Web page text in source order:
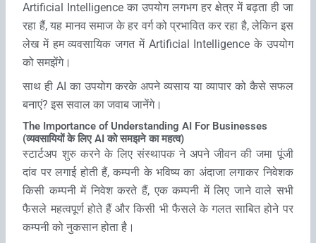
Artificial Intelligence का उपयोग लगभग हर क्षेत्र में बढ़ता ही जा
रहा हैं, यह मानव समाज के हर वर्ग को प्रभावित कर रहा है, लेकिन इस
लेख में हम व्‍यवसायिक जगत में Artificial Intelligence के उपयोग
को समझेंगे।
साथ ही AI का उपयोग करके अपने व्‍यसाय या व्‍यापार को कैसे सफल
बनाएं? इस सवाल का जवाब जानेंगे।
The Importance of Understanding AI For Businesses
(व्‍यवसायियों के लिए AI को समझने का महत्‍व)
स्‍टार्टअप शुरु करने के लिए संस्‍थापक ने अपने जीवन की जमा पूंजी
दांव पर लगाई होती हैं, कम्‍पनी के भविष्‍य का अंदाजा लगाकर निवेशक
किसी कम्‍पनी में निवेश करते हैं, एक कम्‍पनी में लिए जाने वाले सभी
फैसले महत्‍वपूर्ण होते हैं और किसी भी फैसले के गलत साबित होने पर
कम्‍पनी को नुकसान होता है।